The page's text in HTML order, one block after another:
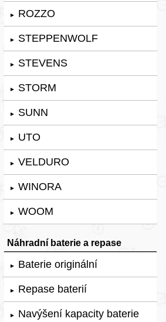
► ROZZO
► STEPPENWOLF
► STEVENS
► STORM
► SUNN
► UTO
► VELDURO
► WINORA
► WOOM
Náhradní baterie a repase
► Baterie originální
► Repase baterií
► Navýšení kapacity baterie